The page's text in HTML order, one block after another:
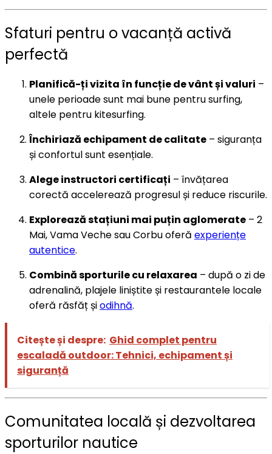
Sfaturi pentru o vacanță activă
perfectă
Planifică-ți vizita în funcție de vânt și valuri –
unele perioade sunt mai bune pentru surfing,
altele pentru kitesurfing.
Închiriază echipament de calitate – siguranța
și confortul sunt esențiale.
Alege instructori certificați – învățarea
corectă accelerează progresul și reduce riscurile.
Explorează stațiuni mai puțin aglomerate – 2
Mai, Vama Veche sau Corbu oferă experiențe
autentice.
Combină sporturile cu relaxarea – după o zi de
adrenalină, plajele liniștite și restaurantele locale
oferă răsfăț șiodihnă.
Citește și despre: Ghid complet pentru
escaladă outdoor: Tehnici, echipament și
siguranță
Comunitatea locală și dezvoltarea
sporturilor nautice